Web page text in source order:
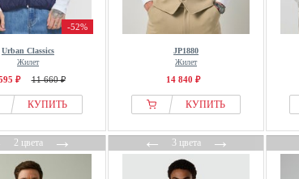
-52%
Urban Classics
Жилет
₽ 11 660 ₽
КУПИТЬ
JP1880
Жилет
14 840 ₽
КУПИТЬ
2 цвета→ ←3 цвета→